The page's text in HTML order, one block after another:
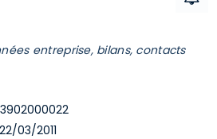
entreprise, bilans, contacts
22/03/2011